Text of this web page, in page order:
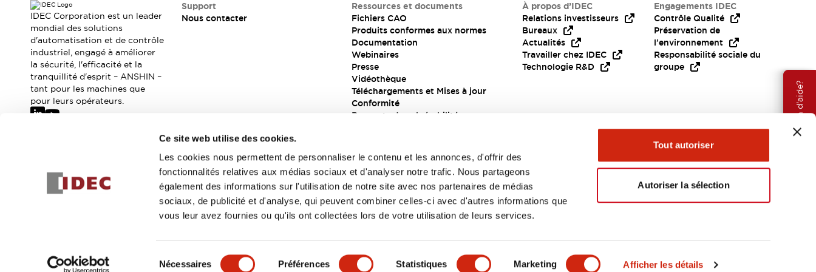
Ce site web utilise des cookies.
Les cookies nous permettent de personnaliser le contenu et les annonces, d'offrir des
fonctionnalités relatives aux médias sociaux et d'analyser notre trafic. Nous partageons
également des informations sur l'utilisation de notre site avec nos partenaires de médias
sociaux, de publicité et d'analyse, qui peuvent combiner celles-ci avec d'autres informations que
vous leur avez fournies ou qu'ils ont collectées lors de votre utilisation de leurs services.
Nécessaires Préférences Statistiques Marketing Afficher les détails
Tout autoriser
Autoriser la sélection
Où acheter
Distributeurs en ligne
Besoin d'aide?
DÉTAILS DU PRODUIT CARACTÉRISTIQUES CLÉS SPÉCIFICATIONS DOCUMENTS ET FICHIERS
IDEC Corporation est un leader
mondial des solutions
d'automatisation et de contrôle
industriel, engagé à améliorer
la sécurité, l'efficacité et la
tranquillité d'esprit – ANSHIN –
tant pour les machines que
pour leurs opérateurs.
Support
Nous contacter
Ressources et documents
Fichiers CAO
Produits conformes aux normes
Documentation
Webinaires
Presse
Vidéothèque
Téléchargements et Mises à jour
Conformité
Rapports de vulnérabilité
À propos d’IDEC
Relations investisseurs
Bureaux
Actualités
Travailler chez IDEC
Technologie R&D
Engagements IDEC
Contrôle Qualité
Préservation de
l'environnement
Responsabilité sociale du
groupe
Inscrivez-vous
Politique de confidentialitéConditions générales EMEA